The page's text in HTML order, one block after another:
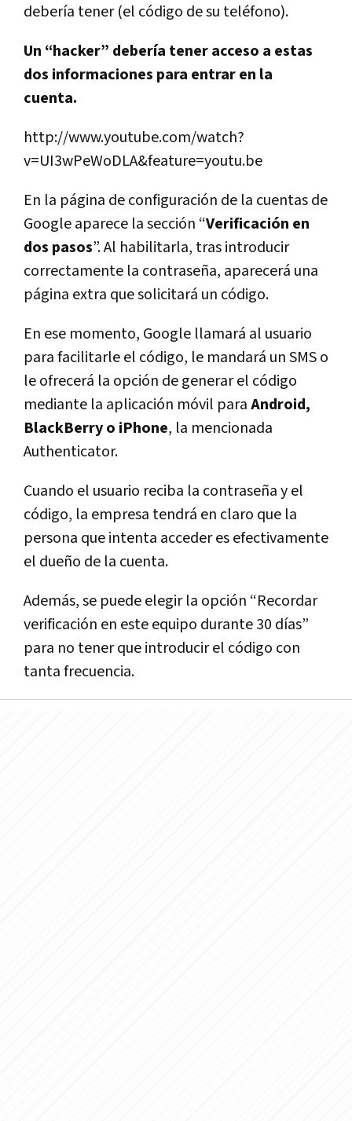
debería tener (el código de su teléfono).
Un “hacker” debería tener acceso a estas
dos informaciones para entrar en la
cuenta.
http://www.youtube.com/watch?
v=UI3wPeWoDLA&feature=youtu.be
En la página de configuración de la cuentas de
Google aparece la sección “Verificación en
dos pasos”. Al habilitarla, tras introducir
correctamente la contraseña, aparecerá una
página extra que solicitará un código.
En ese momento, Google llamará al usuario
para facilitarle el código, le mandará un SMS o
le ofrecerá la opción de generar el código
mediante la aplicación móvil paraAndroid,
BlackBerry o iPhone, la mencionada
Authenticator.
Cuando el usuario reciba la contraseña y el
código, la empresa tendrá en claro que la
persona que intenta acceder es efectivamente
el dueño de la cuenta.
Además, se puede elegir la opción “Recordar
verificación en este equipo durante 30 días”
para no tener que introducir el código con
tanta frecuencia.